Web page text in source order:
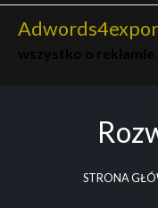
Skip
STRONA